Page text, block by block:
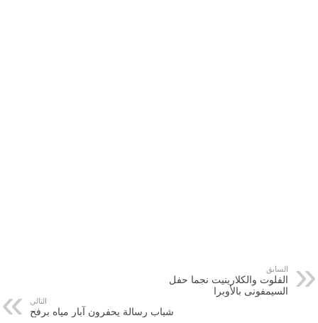
السابق
الفلوت والكلارينيت نجما حفل
السيمفونى بالأوبرا
التالي
شباب رسالة يحفرون آبار مياه برفح